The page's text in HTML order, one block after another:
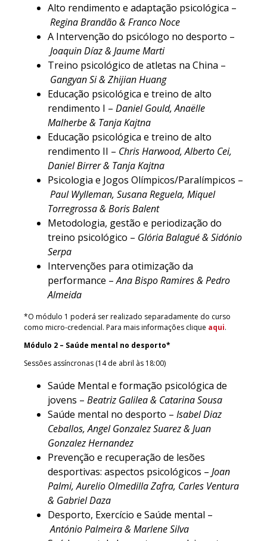
Alto rendimento e adaptação psicológica –
Regina Brandão & Franco Noce
A Intervenção do psicólogo no desporto –
Joaquin Díaz & Jaume Marti
Treino psicológico de atletas na China –
Gangyan Si & Zhijian Huang
Educação psicológica e treino de alto
rendimento I – Daniel Gould, Anaëlle
Malherbe & Tanja Kajtna
Educação psicológica e treino de alto
rendimento II – Chris Harwood, Alberto Cei,
Daniel Birrer & Tanja Kajtna
Psicologia e Jogos Olímpicos/Paralímpicos –
Paul Wylleman, Susana Reguela, Miquel
Torregrossa & Boris Balent
Metodologia, gestão e periodização do
treino psicológico – Glória Balagué & Sidónio
Serpa
Intervenções para otimização da
performance –Ana Bispo Ramires & Pedro
Almeida
*O módulo 1 poderá ser realizado separadamente do curso
como micro-credencial. Para mais informações clique aqui.
Módulo 2 – Saúde mental no desporto*
Sessões assíncronas (14 de abril às 18:00)
Saúde Mental e formação psicológica de
jovens – Beatriz Galilea & Catarina Sousa
Saúde mental no desporto – Isabel Diaz
Ceballos, Angel Gonzalez Suarez & Juan
Gonzalez Hernandez
Prevenção e recuperação de lesões
desportivas: aspectos psicológicos – Joan
Palmi, Aurelio Olmedilla Zafra, Carles Ventura
& Gabriel Daza
Desporto, Exercício e Saúde mental –
António Palmeira & Marlene Silva